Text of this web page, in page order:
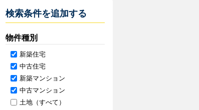
検索条件を追加する
物件種別
新築住宅
中古住宅
新築マンション
中古マンション
土地（すべて）